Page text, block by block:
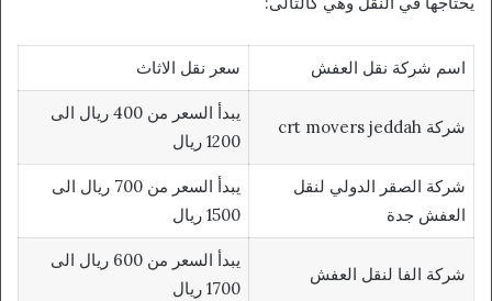
اسم شركة نقل العفش سعر نقل الاثاث
شركة crt movers jeddah
يبدأ السعر من 400 ريال الى
1200 ريال
شركة الصقر الدولي لنقل
العفش جدة
يبدأ السعر من 700 ريال الى
1500 ريال
شركة الفا لنقل العفش
يبدأ السعر من 600 ريال الى
1700 ريال